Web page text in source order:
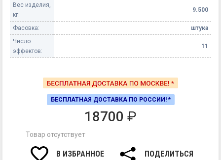
Вес изделия,
кг:
9.500
Фасовка:
штука
Число
эффектов:
11
БЕСПЛАТНАЯ ДОСТАВКА ПО РОССИИ! *
18700 ₽
Товар отсутствует
В ИЗБРАННОЕ ПОДЕЛИТЬСЯ